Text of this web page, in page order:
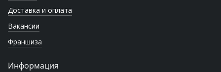
Доставка и оплата
Вакансии
Франшиза
Информация